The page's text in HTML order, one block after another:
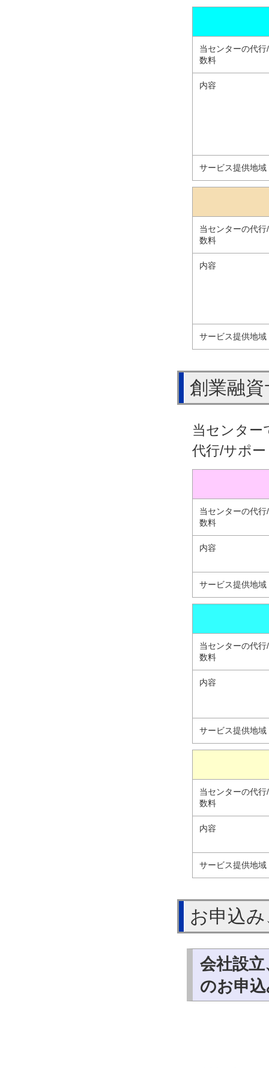
当センターの代
数料
内容
サービス提供地域
当センターの代
数料
内容
サービス提供地域
創業融
当センター
代行/サポ
当センターの代
数料
内容
サービス提供地域
当センターの代
数料
内容
サービス提供地域
当センターの代
数料
内容
サービス提供地域
お申込
会社設
のお申